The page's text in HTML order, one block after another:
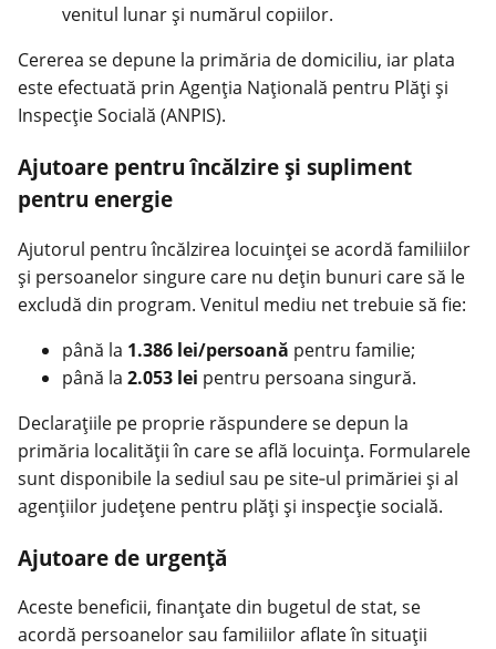
venitul lunar și numărul copiilor.
Cererea se depune la primăria de domiciliu, iar plata
este efectuată prin Agenția Națională pentru Plăți și
Inspecție Socială (ANPIS).
Ajutoare pentru încălzire și supliment
pentru energie
Ajutorul pentru încălzirea locuinței se acordă familiilor
și persoanelor singure care nu dețin bunuri care să le
excludă din program. Venitul mediu net trebuie să fie:
până la 1.386 lei/persoană pentru familie;
până la 2.053 lei pentru persoana singură.
Declarațiile pe proprie răspundere se depun la
primăria localității în care se află locuința. Formularele
sunt disponibile la sediul sau pe site‑ul primăriei și al
agențiilor județene pentru plăți și inspecție socială.
Ajutoare de urgență
Aceste beneficii, finanțate din bugetul de stat, se
acordă persoanelor sau familiilor aflate în situații